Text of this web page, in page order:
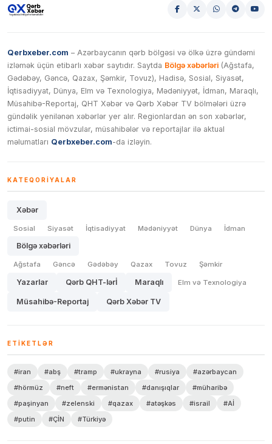
Qerbxeber.com – Azərbaycanın qərb bölgəsi və ölkə üzrə gündəmi
izləmək üçün etibarlı xəbər saytıdır. Saytda Bölgə xəbərləri (Ağstafa,
Gədəbəy, Gəncə, Qazax, Şəmkir, Tovuz), Hadisə, Sosial, Siyasət,
İqtisadiyyat, Dünya, Elm və Texnologiya, Mədəniyyət, İdman, Maraqlı,
Müsahibə-Reportaj, QHT Xəbər və Qərb Xəbər TV bölmələri üzrə
gündəlik yenilənən xəbərlər yer alır. Regionlardan ən son xəbərlər,
ictimai-sosial mövzular, müsahibələr və reportajlar ilə aktual
məlumatları Qerbxeber.com-da izləyin.
KATEQORIYALAR
Xəbər
Sosial Siyasət İqtisadiyyat Mədəniyyət Dünya İdman
Bölgə xəbərləri
Ağstafa Gəncə Gədəbəy Qazax Tovuz Şəmkir
Yazarlar Qərb QHT-lərİ Maraqlı Elm və Texnologiya
Müsahibə-Reportaj Qərb Xəbər TV
ETIKETLƏR
#iran #abş #tramp #ukrayna #rusiya
#azərbaycan
#hörmüz
#neft #ermənistan #danışıqlar
#müharibə
#paşinyan
#zelenski #qazax #atəşkəs #israil
#Aİ
#putin
#ÇİN #Türkiyə